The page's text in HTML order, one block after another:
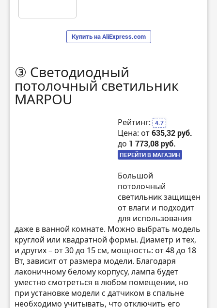
Купить на AliExpress.com
③ Светодиодный
потолочный светильник
MARPOU
Рейтинг: 4.7
Цена: от635,32 руб.
до 1 773,08 руб.
ПЕРЕЙТИ В МАГАЗИН
Большой
потолочный
светильник защищен
от влаги и подходит
для использования
даже в ванной комнате. Можно выбрать модель
круглой или квадратной формы. Диаметр и тех,
и других – от 30 до 15 см, мощность: от 48 до 18
Вт, зависит от размера модели. Благодаря
лаконичному белому корпусу, лампа будет
уместно смотреться в любом помещении, но
при установке модели с датчиком в спальне
необходимо учитывать, что отключить его